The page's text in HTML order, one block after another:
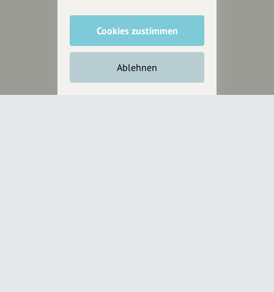
Wir können leider keine
Cookies zustimmen
Ablehnen